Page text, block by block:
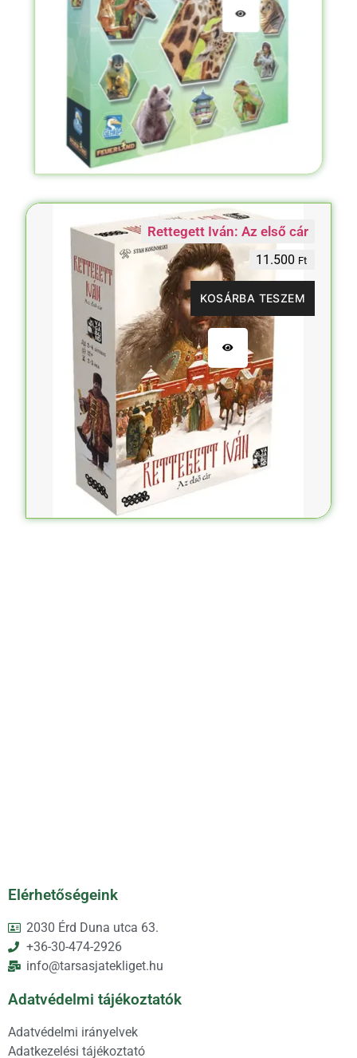
Rettegett Iván: Az első cár
11.500 Ft
KOSÁRBA TESZEM
Elérhetőségeink
2030 Érd Duna utca 63.
+36-30-474-2926
info@tarsasjatekliget.hu
Adatvédelmi tájékoztatók
Adatvédelmi irányelvek
Adatkezelési tájékoztató